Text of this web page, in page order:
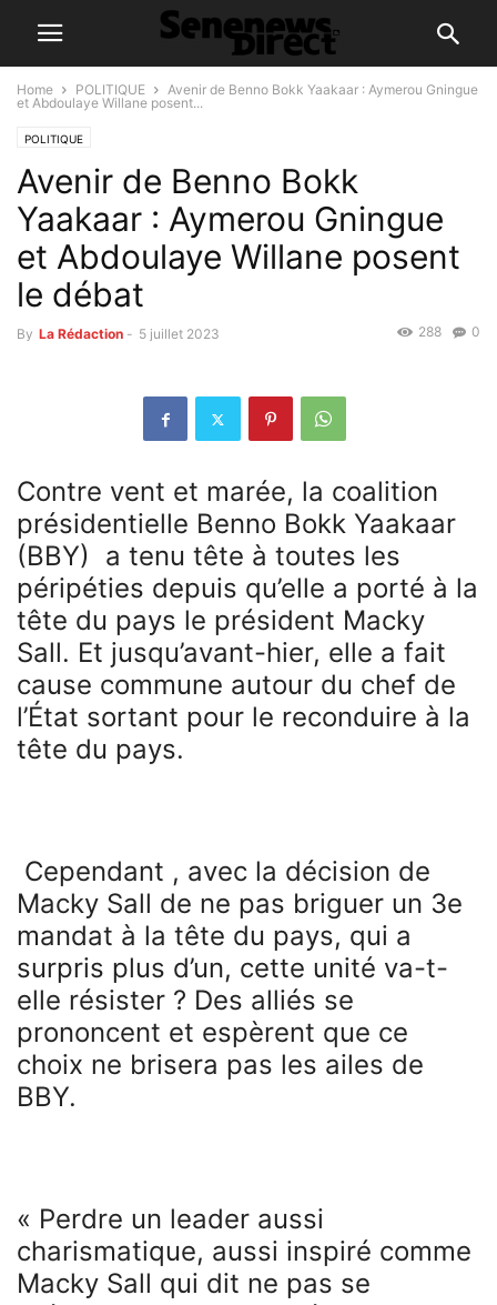
Home POLITIQUE
Avenir de Benno Bokk Yaakaar : Aymerou Gningue
et Abdoulaye Willane posent...
POLITIQUE
Avenir de Benno Bokk
Yaakaar : Aymerou Gningue
et Abdoulaye Willane posent
le débat
By La Rédaction - 5 juillet 2023 0
288
Contre vent et marée, la coalition
présidentielle Benno Bokk Yaakaar
(BBY) a tenu tête à toutes les
péripéties depuis qu’elle a porté à la
tête du pays le président Macky
Sall. Et jusqu’avant-hier, elle a fait
cause commune autour du chef de
l’État sortant pour le reconduire à la
tête du pays.
Cependant , avec la décision de
Macky Sall de ne pas briguer un 3e
mandat à la tête du pays, qui a
surpris plus d’un, cette unité va-t-
elle résister ? Des alliés se
prononcent et espèrent que ce
choix ne brisera pas les ailes de
BBY.
« Perdre un leader aussi
charismatique, aussi inspiré comme
Macky Sall qui dit ne pas se